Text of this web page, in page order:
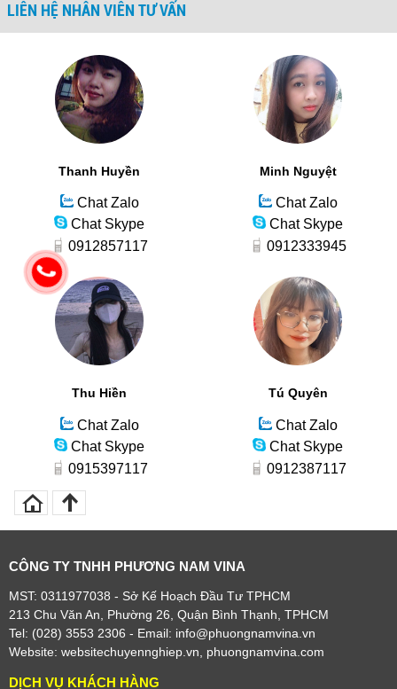
LIÊN HỆ NHÂN VIÊN TƯ VẤN
Thanh Huyền
Chat Zalo
Chat Skype
0912857117
Minh Nguyệt
Chat Zalo
Chat Skype
0912333945
Thu Hiền
Chat Zalo
Chat Skype
0915397117
Tú Quyên
Chat Zalo
Chat Skype
0912387117
CÔNG TY TNHH PHƯƠNG NAM VINA
MST: 0311977038 - Sở Kế Hoạch Đầu Tư TPHCM
213 Chu Văn An, Phường 26, Quận Bình Thạnh, TPHCM
Tel: (028) 3553 2306 - Email: info@phuongnamvina.vn
Website: websitechuyennghiep.vn phuongnamvina.com
DỊCH VỤ KHÁCH HÀNG